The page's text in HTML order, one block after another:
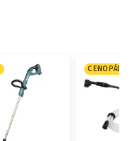
CENOPÁD